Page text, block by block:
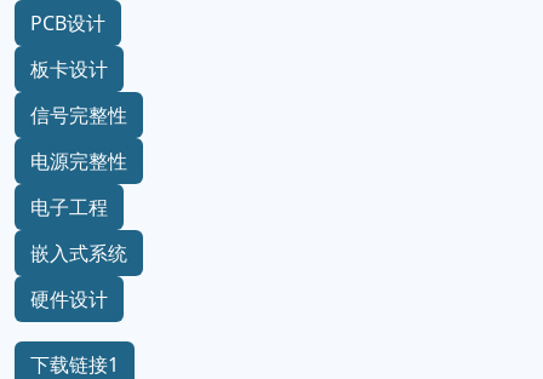
PCB设计
板卡设计
信号完整性
电源完整性
电子工程
嵌入式系统
硬件设计
下载链接1